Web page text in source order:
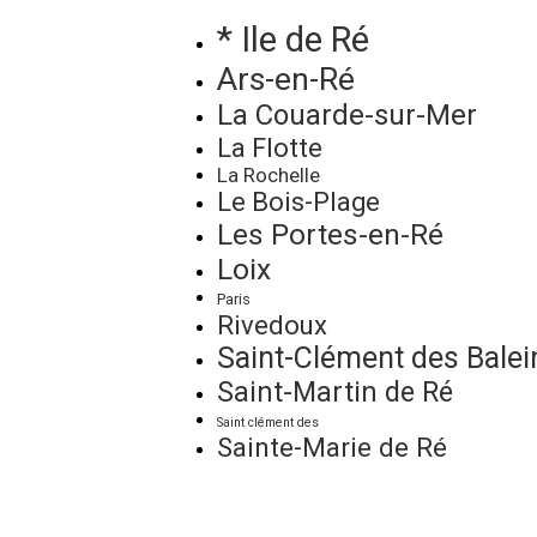
* Ile de Ré
Ars-en-Ré
La Couarde-sur-Mer
La Flotte
La Rochelle
Le Bois-Plage
Les Portes-en-Ré
Loix
Paris
Rivedoux
Saint-Clément des
Saint-Martin de Ré
Saint clément des
Sainte-Marie de Ré